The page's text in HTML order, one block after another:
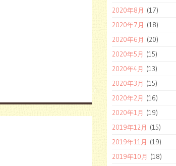
2020年8月 (17)
2020年7月 (18)
2020年6月 (20)
2020年5月 (15)
2020年4月 (13)
2020年3月 (15)
2020年2月 (16)
2020年1月 (19)
2019年12月 (15)
2019年11月 (19)
2019年10月 (18)